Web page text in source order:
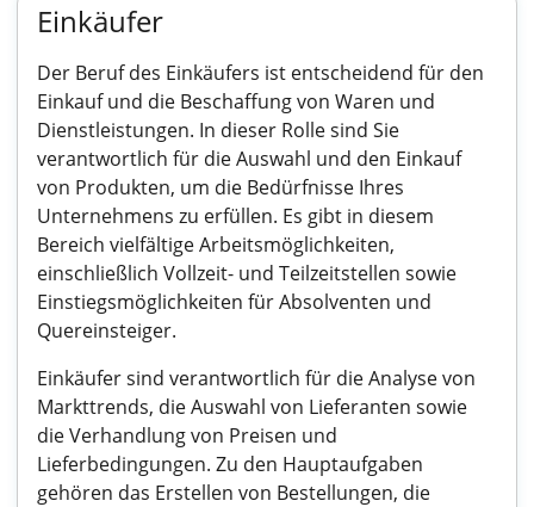
Einkäufer
Der Beruf des Einkäufers ist entscheidend für den
Einkauf und die Beschaffung von Waren und
Dienstleistungen. In dieser Rolle sind Sie
verantwortlich für die Auswahl und den Einkauf
von Produkten, um die Bedürfnisse Ihres
Unternehmens zu erfüllen. Es gibt in diesem
Bereich vielfältige Arbeitsmöglichkeiten,
einschließlich Vollzeit- und Teilzeitstellen sowie
Einstiegsmöglichkeiten für Absolventen und
Quereinsteiger.
Einkäufer sind verantwortlich für die Analyse von
Markttrends, die Auswahl von Lieferanten sowie
die Verhandlung von Preisen und
Lieferbedingungen. Zu den Hauptaufgaben
gehören das Erstellen von Bestellungen, die